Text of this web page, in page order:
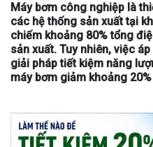
Máy bơm công nghiệp là
các hệ thống sản xuất tại
chiếm khoảng 80% tổng
sản xuất. Tuy nhiên, việc
giải pháp tiết kiệm năng
máy bơm giảm khoảng